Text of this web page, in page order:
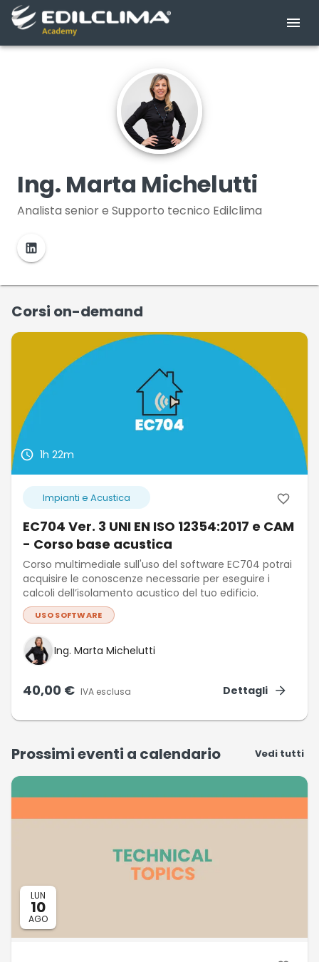
Ing. Marta Michelutti
Analista senior e Supporto tecnico Edilclima
Corsi on-demand
1h 22m
Impianti e Acustica
EC704 Ver. 3 UNI EN ISO 12354:2017 e CAM
- Corso base acustica
Corso multimediale sull'uso del software EC704 potrai
acquisire le conoscenze necessarie per eseguire i
calcoli dell’isolamento acustico del tuo edificio.
USO SOFTWARE
Ing. Marta Michelutti
40,00 € IVA esclusa Dettagli
Prossimi eventi a calendario Vedi tutti
LUN
10
AGO